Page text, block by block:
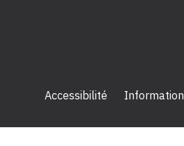
Accessibilité